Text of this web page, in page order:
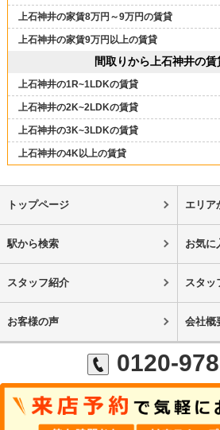
上石神井の家賃8万円～9万円の賃貸
上石神井の家賃9万円以上の賃貸
間取りから上石神井の
上石神井の1R~1LDKの賃貸
上石神井の2K~2LDKの賃貸
上石神井の3K~3LDKの賃貸
上石神井の4K以上の賃貸
トップページ エリア
駅から検索 お気に
スタッフ紹介 スタッ
お客様の声 会社概
0120-